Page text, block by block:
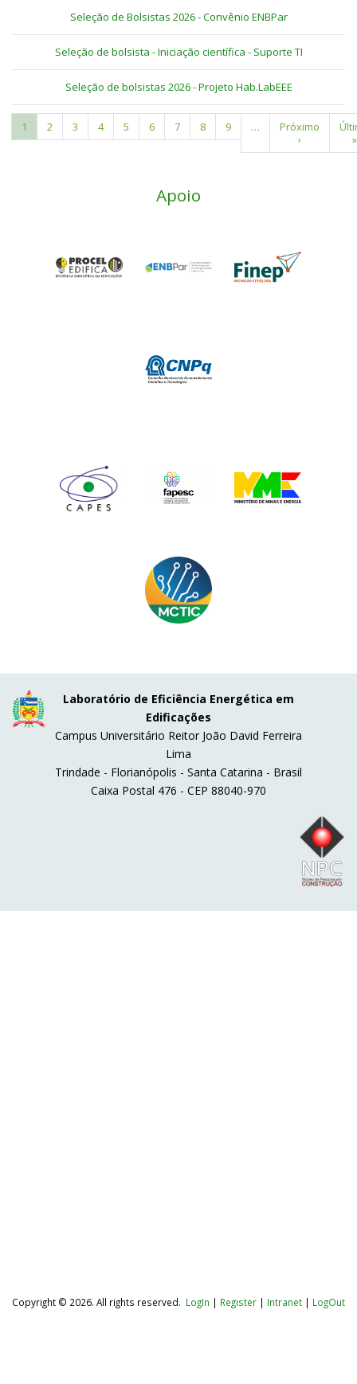
Seleção de Bolsistas 2026 - Convênio ENBPar
Seleção de bolsista - Iniciação científica - Suporte TI
Seleção de bolsistas 2026 - Projeto Hab.LabEEE
Paginação
Página
atual
1 Page
2 Page
3 Page
4 Page
5 Page
6 Page
7 Page
8 Page
9 …
Próxima
página
Próximo
›
»
Apoio
Laboratório de Eficiência Energética em
Edificações
Campus Universitário Reitor João David Ferreira
Lima
Trindade - Florianópolis - Santa Catarina - Brasil
Caixa Postal 476 - CEP 88040-970
Copyright © 2026. All rights reserved. LogIn | Register | Intranet | LogOut